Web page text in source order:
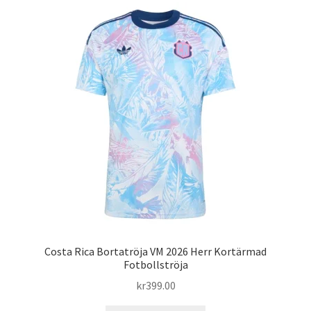
De
olika
alternativen
kan
Costa Rica Bortatröja VM 2026 Herr Kortärmad
Fotbollströja
kr399.00